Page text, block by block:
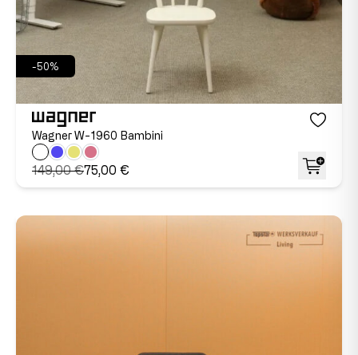
-50%
Wagner W-1960 Bambini
149,00 €75,00 €